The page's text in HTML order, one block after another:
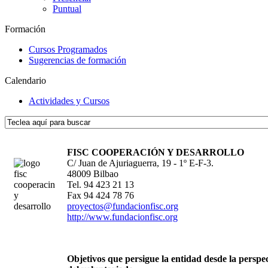
Puntual
Formación
Cursos Programados
Sugerencias de formación
Calendario
Actividades y Cursos
FISC COOPERACIÓN Y DESARROLLO
C/ Juan de Ajuriaguerra, 19 - 1º E-F-3.
48009 Bilbao
Tel. 94 423 21 13
Fax 94 424 78 76
proyectos@fundacionfisc.org
http://www.fundacionfisc.org
Objetivos que persigue la entidad desde la